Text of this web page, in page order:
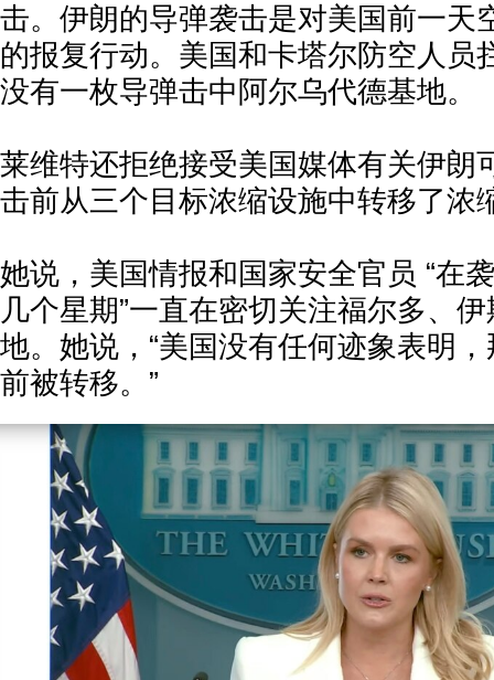
击。伊朗的导弹袭击是对美国前一天
的报复行动。美国和卡塔尔防空人员
没有一枚导弹击中阿尔乌代德基地。
莱维特还拒绝接受美国媒体有关伊朗
击前从三个目标浓缩设施中转移了浓
她说，美国情报和国家安全官员 “在
几个星期”一直在密切关注福尔多、
地。她说，“美国没有任何迹象表明
前被转移。”